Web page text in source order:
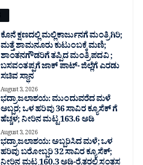
ಕೊನೆ ಕ್ಷಣದಲ್ಲಿ ಮಲ್ಲಿಕಾರ್ಜುನಗೆ ಮಂತ್ರಿಗಿರಿ;
ಮತ್ತೆ ಶಾಮನೂರು ಕುಟುಂಬಕ್ಕೆ ಮಣಿ;
ಶಾಂತನಗೌಡರಿಗೆ ತಪ್ಪಿದ ಮಂತ್ರಿ ಪದವಿ ;
ಬಸವಂತಪ್ಪಗೆ ಜಾಕ್ ಪಾಟ್- ಜಿಲ್ಲೆಗೆ ಎರಡು
ಸಚಿವ ಸ್ಥಾನ
August 3, 2026
ಭದ್ರಾ ಜಲಾಶಯ: ಮುಂದುವರೆದ ಮಳೆ
ಅಬ್ಬರ; ಒಳ ಹರಿವು 36 ಸಾವಿರ‌ ಕ್ಯೂಸೆಕ್ ಗೆ
ಹೆಚ್ಚಳ; ನೀರಿನ ಮಟ್ಟ 163.6 ಅಡಿ
August 3, 2026
ಭದ್ರಾ ಜಲಾಶಯ: ಅಬ್ಬರಿಸಿದ ಮಳೆ; ಒಳ
ಹರಿವು ಬರೋಬ್ಬರಿ 32 ಸಾವಿರ‌ ಕ್ಯೂಸೆಕ್;